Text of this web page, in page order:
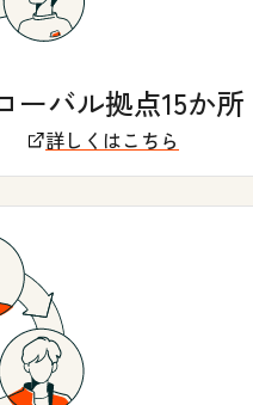
ーバル拠点15か所
詳しくはこちら